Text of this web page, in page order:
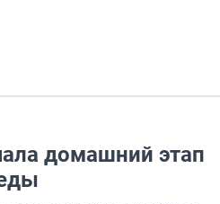
домашний этап